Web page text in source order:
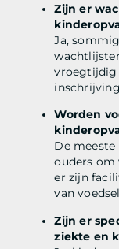
Zijn er
Ja,
vroegtijdig
Worden
De
ouders om
er zijn
van
Zijn er
ziekte en